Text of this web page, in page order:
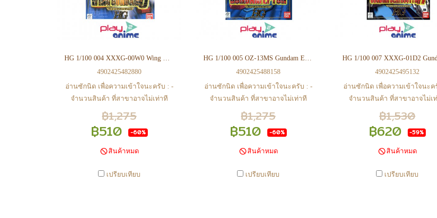
ยืนยันการมีสินค้า ก่อนการโอนเงิน
ครับ
ยืนยันการมีสินค้า ก่อนการโอนเงิน
ครับ
ยืนยันการมีสินค้า ก่อนการโอน
ครับ
HG 1/100 004 XXXG-00W0 Wing Gundam Zero
4902425482880
อ่านซักนิด เพื่อความเข้าใจนะครับ : -
จำนวนสินค้า ที่สาขาอาจไม่เท่าที
หน้า web ในบางเวลา เนื่องจากสินค้า
มีการเคลือนไหวตลอดเวลา หาก
สนใจซื้อที่สาขา สามารถ ตรวจสอบ
ได้ที่ 0815502600 หรือ
หรือ Line Official Account
฿1,275
฿510 -60%
สินค้าหมด
เปรียบเทียบ
HG 1/100 005 OZ-13MS Gundam Epyon
4902425488158
อ่านซักนิด เพื่อความเข้าใจนะครับ : -
จำนวนสินค้า ที่สาขาอาจไม่เท่าที
หน้า web ในบางเวลา เนื่องจากสินค้า
มีการเคลือนไหวตลอดเวลา หาก
สนใจซื้อที่สาขา สามารถ ตรวจสอบ
ได้ที่ 0815502600 หรือ
หรือ Line Official Account
฿1,275
฿510 -60%
สินค้าหมด
เปรียบเทียบ
4902425495132
อ่านซักนิด เพื่อความเข้าใจนะค
จำนวนสินค้า ที่สาขาอาจไม่เ
หน้า web ในบางเวลา เนื่องจาก
มีการเคลือนไหวตลอดเวลา ห
สนใจซื้อที่สาขา สามารถ ตรวจ
ได้ที่ 0815502600 หรือ
หรือ Line Official Account
฿1,530
฿620 -59%
สินค้าหมด
เปรียบเทียบ